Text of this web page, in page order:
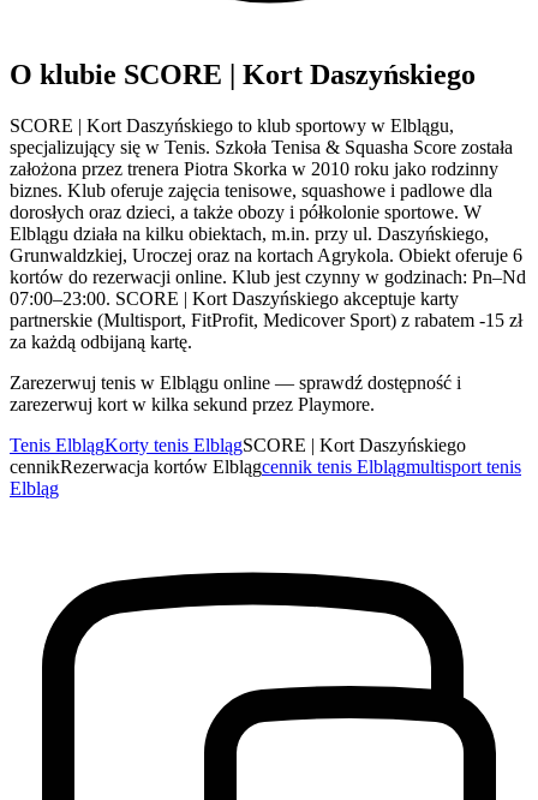
O klubie SCORE | Kort Daszyńskiego
SCORE | Kort Daszyńskiego to klub sportowy w Elblągu,
specjalizujący się w Tenis. Szkoła Tenisa & Squasha Score została
założona przez trenera Piotra Skorka w 2010 roku jako rodzinny
biznes. Klub oferuje zajęcia tenisowe, squashowe i padlowe dla
dorosłych oraz dzieci, a także obozy i półkolonie sportowe. W
Elblągu działa na kilku obiektach, m.in. przy ul. Daszyńskiego,
Grunwaldzkiej, Uroczej oraz na kortach Agrykola. Obiekt oferuje 6
kortów do rezerwacji online. Klub jest czynny w godzinach: Pn–Nd
07:00–23:00. SCORE | Kort Daszyńskiego akceptuje karty
partnerskie (Multisport, FitProfit, Medicover Sport) z rabatem -15 zł
za każdą odbijaną kartę.
Zarezerwuj tenis w Elblągu online — sprawdź dostępność i
zarezerwuj kort w kilka sekund przez Playmore.
Tenis ElblągKorty tenis ElblągSCORE | Kort Daszyńskiego
cennikRezerwacja kortów Elblągcennik tenis Elblągmultisport tenis
Elbląg